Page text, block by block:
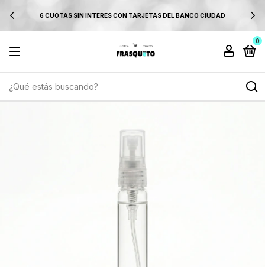
6 CUOTAS SIN INTERES CON TARJETAS DEL BANCO CIUDAD
0